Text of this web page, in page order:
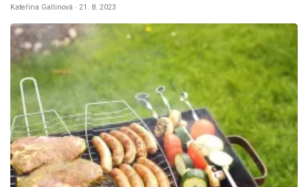
Kateřina Gallinová · 21. 8. 2023